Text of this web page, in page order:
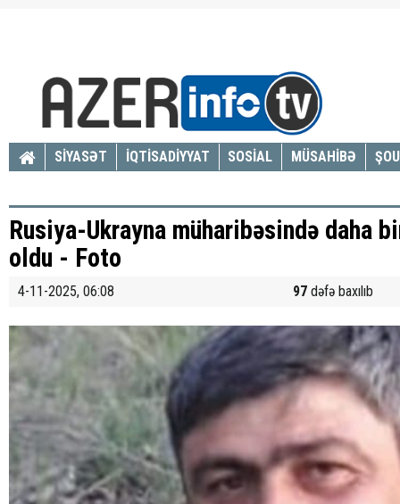
SİYASƏT İQTİSADİYYAT SOSİAL MÜSAHİBƏ
Rusiya-Ukrayna müharibəsində daha
oldu - Foto
4-11-2025, 06:08 97 dəfə baxılıb